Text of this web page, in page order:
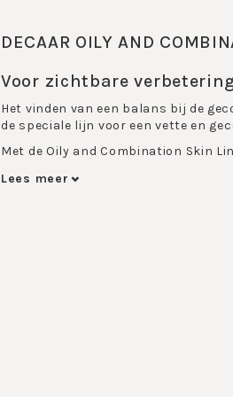
DECAAR OILY AND
Voor zichtbare
Het vinden van een balans bij de
de speciale lijn voor een vette en
Met de Oily and Combination Skin
Een huid met puistjes, pukkeltjes,
Lees meer